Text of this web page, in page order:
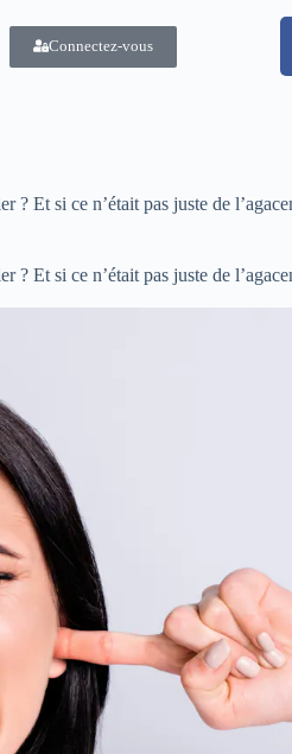
Connectez-vous
Et si ce n’était pas juste de
Et si ce n’était pas juste de